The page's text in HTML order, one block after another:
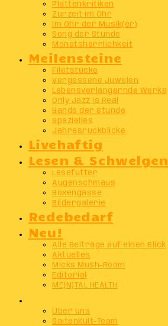
Plattenkritiken
Zurzeit im Ohr
Im Ohr der Musik(er)
Song der Stunde
Monatsherrlichkeit
Meilensteine
Filetstücke
Vergessene Juwelen
Lebensverlängernde Werke
Only Jazz Is Real
Bands der Stunde
Spezielles
Jahresrückblicke
Livehaftig
Lesen & Schwelgen
Lesefutter
Augenschmaus
Boxengasse
Bildergalerie
Redebedarf
Neu!
Alle Beiträge auf einen Blick
Aktuelles
Micks Mush-Room
Editorial
ME(N)TAL HEALTH
Über uns
SaitenKult-Team